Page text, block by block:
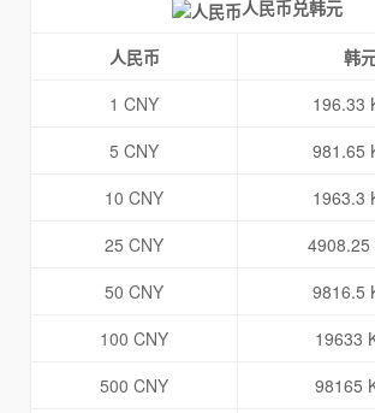
人民币兑韩元
人民币
韩
1 CNY
196.33
5 CNY
981.65
10 CNY
1963.3
25 CNY
4908.25
50 CNY
9816.5
100 CNY
19633
500 CNY
98165